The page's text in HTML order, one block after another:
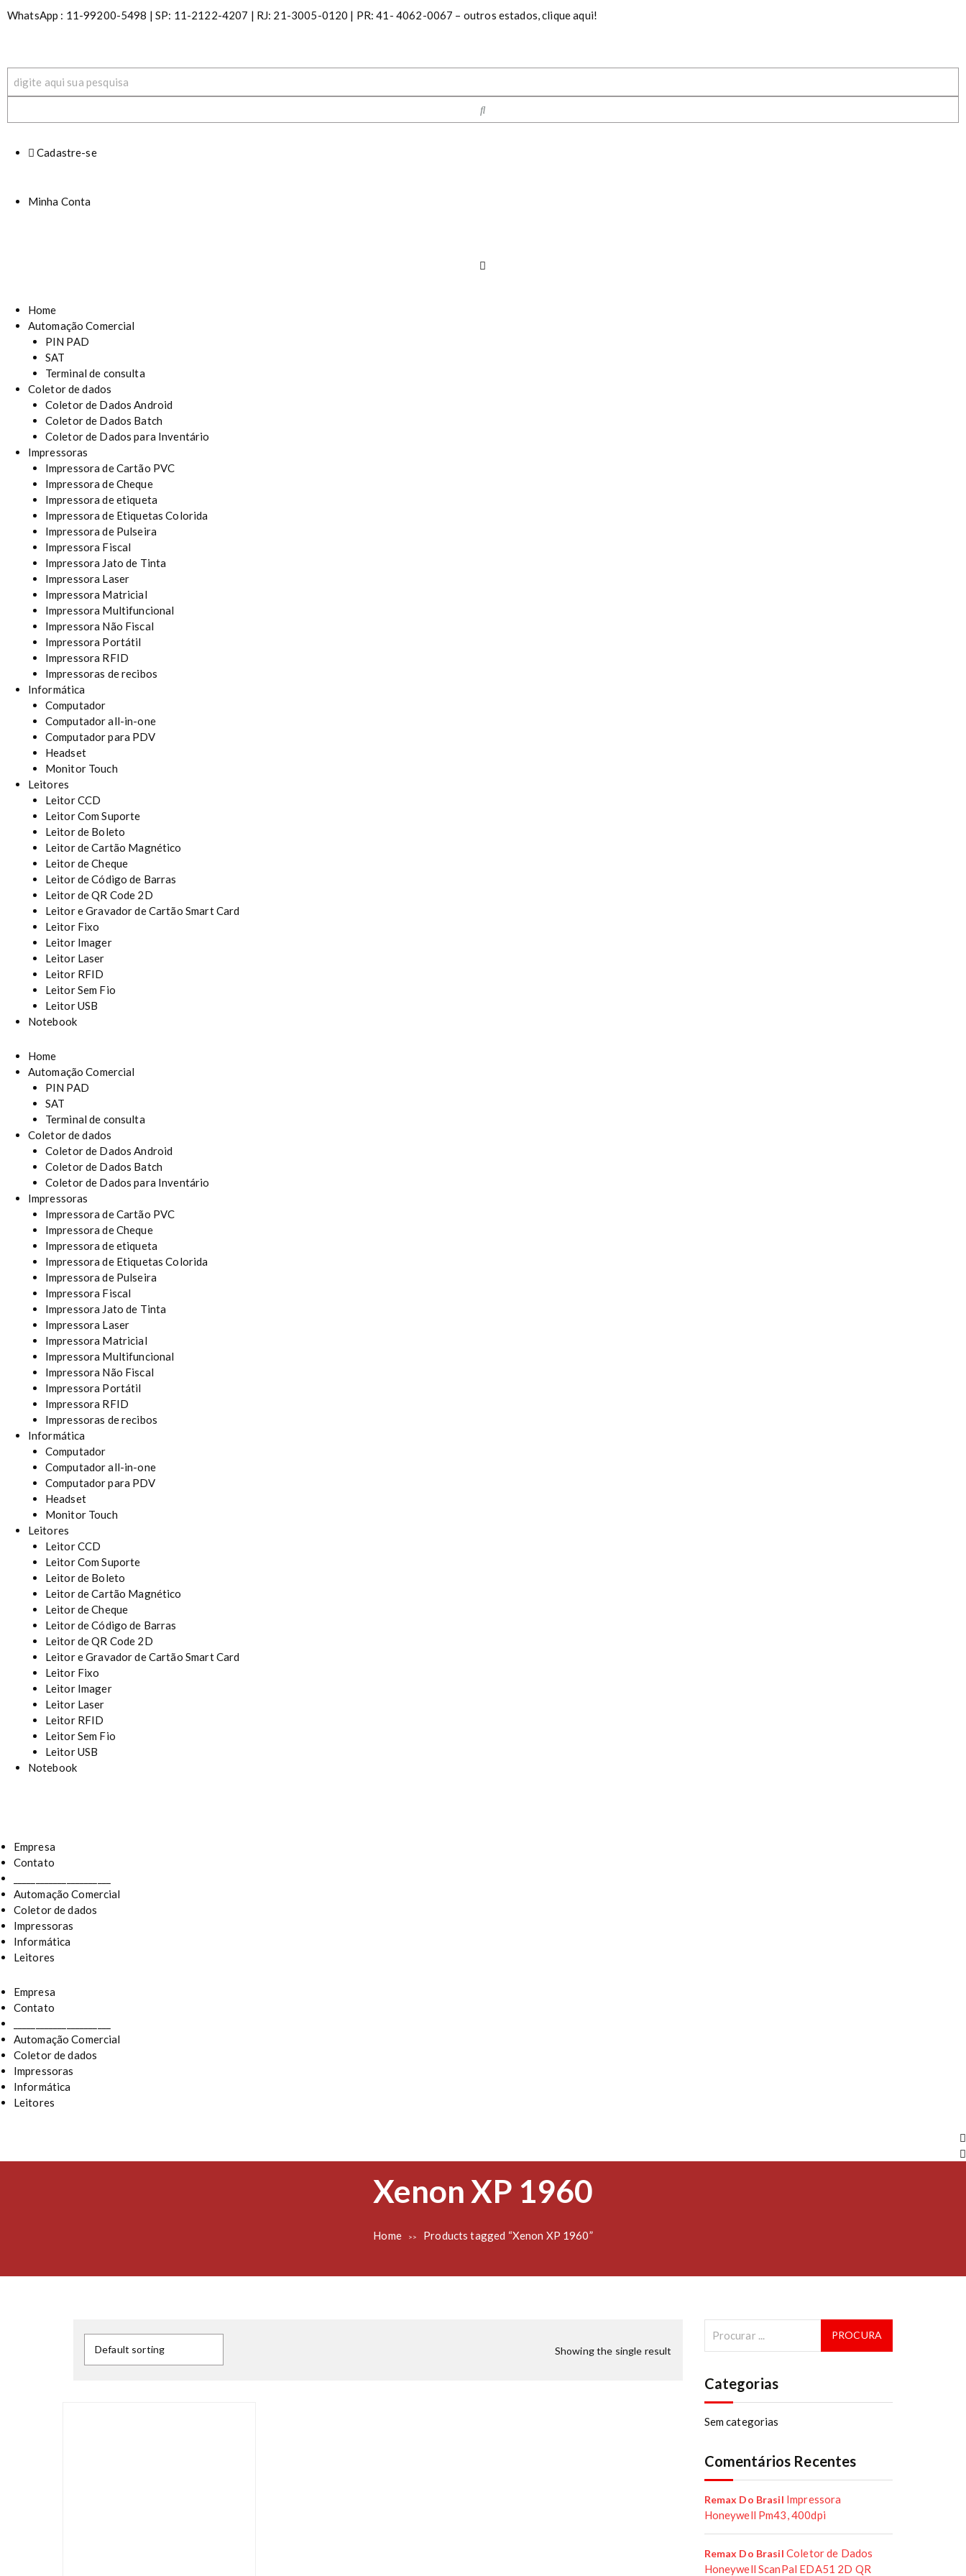
WhatsApp : 11-99200-5498 | SP: 11-2122-4207 | RJ: 21-3005-0120 | PR: 41- 4062-0067 – outros estados, clique aqui!
Cadastre-se
Minha Conta
Home
Automação Comercial
PIN PAD
SAT
Terminal de consulta
Coletor de dados
Coletor de Dados Android
Coletor de Dados Batch
Coletor de Dados para Inventário
Impressoras
Impressora de Cartão PVC
Impressora de Cheque
Impressora de etiqueta
Impressora de Etiquetas Colorida
Impressora de Pulseira
Impressora Fiscal
Impressora Jato de Tinta
Impressora Laser
Impressora Matricial
Impressora Multifuncional
Impressora Não Fiscal
Impressora Portátil
Impressora RFID
Impressoras de recibos
Informática
Computador
Computador all-in-one
Computador para PDV
Headset
Monitor Touch
Leitores
Leitor CCD
Leitor Com Suporte
Leitor de Boleto
Leitor de Cartão Magnético
Leitor de Cheque
Leitor de Código de Barras
Leitor de QR Code 2D
Leitor e Gravador de Cartão Smart Card
Leitor Fixo
Leitor Imager
Leitor Laser
Leitor RFID
Leitor Sem Fio
Leitor USB
Notebook
Home
Automação Comercial
PIN PAD
SAT
Terminal de consulta
Coletor de dados
Coletor de Dados Android
Coletor de Dados Batch
Coletor de Dados para Inventário
Impressoras
Impressora de Cartão PVC
Impressora de Cheque
Impressora de etiqueta
Impressora de Etiquetas Colorida
Impressora de Pulseira
Impressora Fiscal
Impressora Jato de Tinta
Impressora Laser
Impressora Matricial
Impressora Multifuncional
Impressora Não Fiscal
Impressora Portátil
Impressora RFID
Impressoras de recibos
Informática
Computador
Computador all-in-one
Computador para PDV
Headset
Monitor Touch
Leitores
Leitor CCD
Leitor Com Suporte
Leitor de Boleto
Leitor de Cartão Magnético
Leitor de Cheque
Leitor de Código de Barras
Leitor de QR Code 2D
Leitor e Gravador de Cartão Smart Card
Leitor Fixo
Leitor Imager
Leitor Laser
Leitor RFID
Leitor Sem Fio
Leitor USB
Notebook
Empresa
Contato
Automação Comercial
Coletor de dados
Impressoras
Informática
Leitores
Empresa
Contato
Automação Comercial
Coletor de dados
Impressoras
Informática
Leitores
T
a
g
Xenon XP 1960
Home >> Products tagged “Xenon XP 1960”
Showing the single result
Categorias
Sem categorias
Comentários Recentes
Remax Do Brasil Impressora
Honeywell Pm43, 400dpi
Remax Do Brasil Coletor de Dados
Honeywell ScanPal EDA51 2D QR